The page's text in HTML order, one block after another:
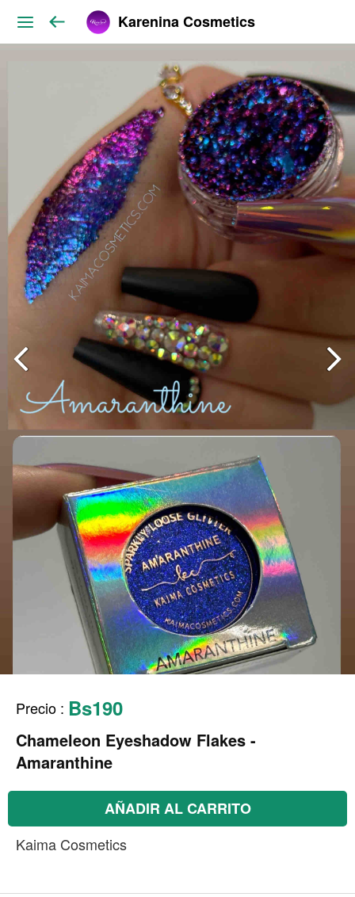
Karenina Cosmetics
Precio : Bs190
Chameleon Eyeshadow Flakes -
Amaranthine
AÑADIR AL CARRITO
Kaima Cosmetics